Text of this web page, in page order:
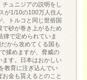
ュニジアの説明をし
が1/10の100万人住ん
トルコと同じ世俗国
砂が巻き上がるため
律で定められていま
から攻めてくる国も
揉めますが、脅威の
ます。日本はおかしい
教育に注ぎ込んでい
金も貰えるとのこと